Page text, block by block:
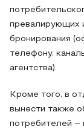
превалирующих
бронирования
телефону,
агентства).
Кроме того, в
вынести также
потребителей –